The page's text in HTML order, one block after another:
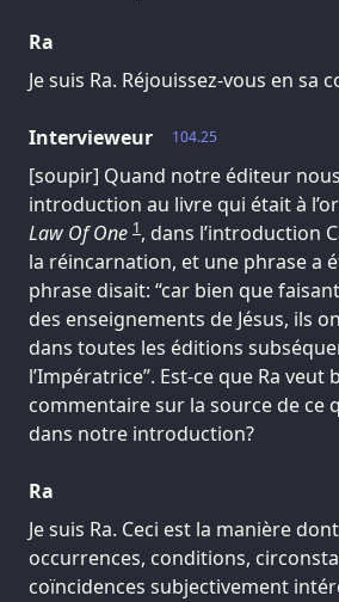
Ra
Je suis Ra. Réjouissez-vous en sa
104.25
Intervieweur
[soupir] Quand notre éditeur
introduction au livre qui était à
Law Of One 1, dans l’introduction
la réincarnation, et une phrase a
phrase disait: “car bien que
des enseignements de Jésus, ils
dans toutes les éditions
l’Impératrice”. Est-ce que Ra veut
commentaire sur la source de ce
dans notre introduction?
Ra
Je suis Ra. Ceci est la manière
occurrences, conditions,
coïncidences subjectivement